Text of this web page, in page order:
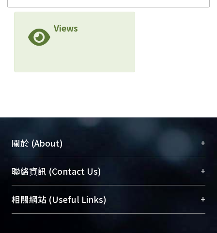
Views
關於 (About) +
臺大位居世界頂尖大學之列，為永久珍藏及向國際
展現本校豐碩的研究成果及學術能量，圖書館整合
機構典藏（NTUR）與學術庫（AH）不同功能平
台，成為臺大學術典藏NTU scholars。期能整合研
聯絡資訊 (Contact Us) +
總館學科館員(Main Library)
醫學圖書館學科館員(Medical Library)
相關網站 (Useful Links) +